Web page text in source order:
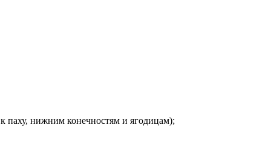
паху, нижним конечностям и ягодицам);